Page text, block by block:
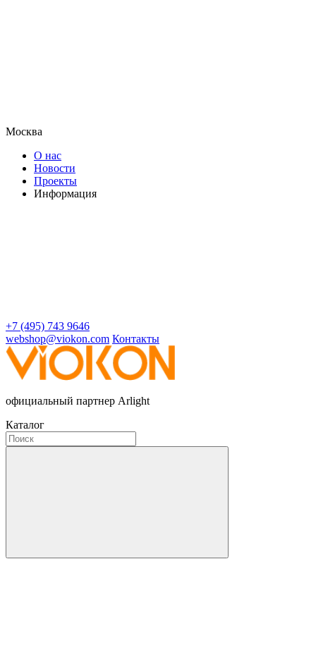
Москва
О нас
Новости
Проекты
Информация
+7 (495) 743 9646
webshop@viokon.com Контакты
официальный партнер Arlight
Каталог